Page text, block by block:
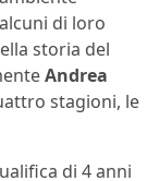
di loro
storia del
Andrea
stagioni, le
di 4 anni